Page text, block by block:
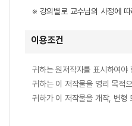
※ 강의별로 교수님의 사정에
이용조건
귀하는 원저작자를 표시하여야
귀하는 이 저작물을 영리 목적
귀하가 이 저작물을 개작, 변형